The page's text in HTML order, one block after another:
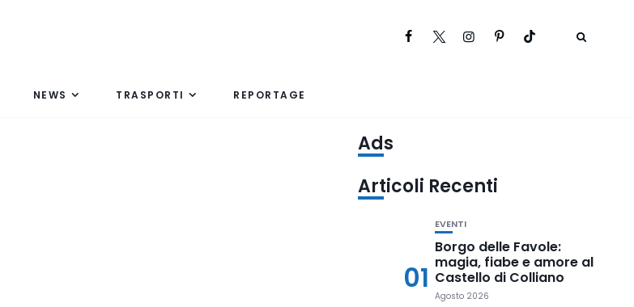
NEWS TRASPORTI REPORTAGE
Ads
Articoli Recenti
01
EVENTI
Borgo delle Favole:
magia, fiabe e amore al
Castello di Colliano
Agosto 2026